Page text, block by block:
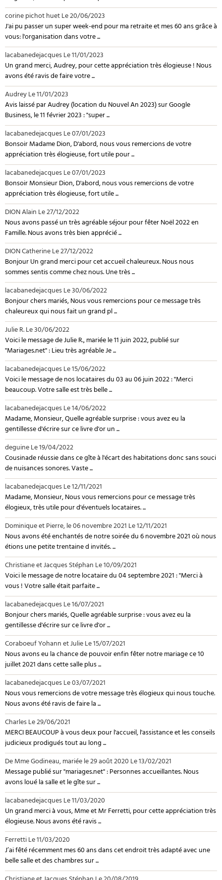
corine pichot huetLe 20/06/2023
J'ai pu passer un super week-end pour ma retraite et mes 60 ans grâce à
vous: l'organisation dans votre ...
lacabanedejacquesLe 11/01/2023
Un grand merci, Audrey, pour cette appréciation très élogieuse ! Nous
avons été ravis de faire votre ...
AudreyLe 11/01/2023
Avis laissé par Audrey (location du Nouvel An 2023) sur Google
Business, le 11 février 2023 : "super ...
lacabanedejacquesLe 07/01/2023
Bonsoir Madame Dion, D'abord, nous vous remercions de votre
appréciation très élogieuse, fort utile pour ...
lacabanedejacquesLe 07/01/2023
Bonsoir Monsieur Dion, D'abord, nous vous remercions de votre
appréciation très élogieuse, fort utile ...
DION AlainLe 27/12/2022
Nous avons passé un très agréable séjour pour fêter Noël 2022 en
Famille. Nous avons très bien apprécié ...
DION CatherineLe 27/12/2022
Bonjour Un grand merci pour cet accueil chaleureux. Nous nous
sommes sentis comme chez nous. Une très ...
lacabanedejacquesLe 30/06/2022
Bonjour chers mariés, Nous vous remercions pour ce message très
chaleureux qui nous fait un grand pl ...
Julie R.Le 30/06/2022
Voici le message de Julie R., mariée le 11 juin 2022, publié sur
"Mariages.net" : Lieu très agréable Je ...
lacabanedejacquesLe 15/06/2022
Voici le message de nos locataires du 03 au 06 juin 2022 : "Merci
beaucoup. Votre salle est très belle ...
lacabanedejacquesLe 14/06/2022
Madame, Monsieur, Quelle agréable surprise : vous avez eu la
gentillesse d'écrire sur ce livre d'or un ...
deguineLe 19/04/2022
Cousinade réussie dans ce gîte à l'écart des habitations donc sans souci
de nuisances sonores. Vaste ...
lacabanedejacquesLe 12/11/2021
Madame, Monsieur, Nous vous remercions pour ce message très
élogieux, très utile pour d'éventuels locataires. ...
Dominique et Pierre, le 06 novembre 2021Le 12/11/2021
Nous avons été enchantés de notre soirée du 6 novembre 2021 où nous
étions une petite trentaine d invités. ...
Christiane et Jacques StéphanLe 10/09/2021
Voici le message de notre locataire du 04 septembre 2021 : "Merci à
vous ! Votre salle était parfaite ...
lacabanedejacquesLe 16/07/2021
Bonjour chers mariés, Quelle agréable surprise : vous avez eu la
gentillesse d'écrire sur ce livre d'or ...
Coraboeuf Yohann et JulieLe 15/07/2021
Nous avons eu la chance de pouvoir enfin fêter notre mariage ce 10
juillet 2021 dans cette salle plus ...
lacabanedejacquesLe 03/07/2021
Nous vous remercions de votre message très élogieux qui nous touche.
Nous avons été ravis de faire la ...
CharlesLe 29/06/2021
MERCI BEAUCOUP à vous deux pour l'accueil, l'assistance et les conseils
judicieux prodigués tout au long ...
De Mme Godineau, mariée le 29 août 2020Le 13/02/2021
Message publié sur "mariages.net" : Personnes accueillantes. Nous
avons loué la salle et le gîte sur ...
lacabanedejacquesLe 11/03/2020
Un grand merci à vous, Mme et Mr Ferretti, pour cette appréciation très
élogieuse. Nous avons été ravis ...
FerrettiLe 11/03/2020
J’ai fêté récemment mes 60 ans dans cet endroit très adapté avec une
belle salle et des chambres sur ...